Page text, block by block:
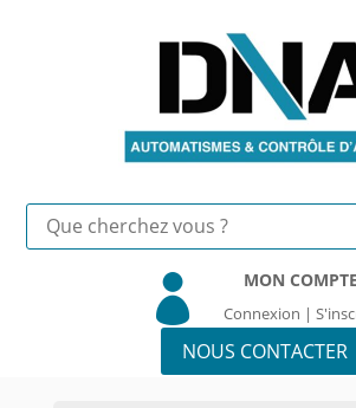
 MON COMPTE
Connexion |
NOUS CONTACTER